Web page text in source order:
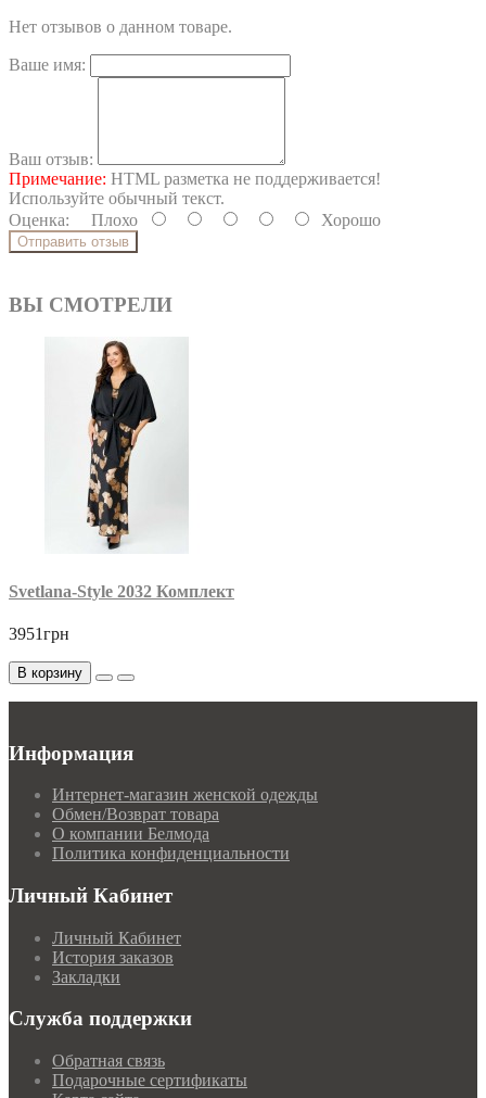
Нет отзывов о данном товаре.
Ваше имя:
Ваш отзыв:
Примечание: HTML разметка не поддерживается!
Используйте обычный текст.
Оценка: Плохо Хорошо
Отправить отзыв
ВЫ СМОТРЕЛИ
Svetlana-Style 2032 Комплект
3951грн
В корзину
Информация
Интернет-магазин женской одежды
Обмен/Возврат товара
О компании Белмода
Политика конфиденциальности
Личный Кабинет
Личный Кабинет
История заказов
Закладки
Служба поддержки
Обратная связь
Подарочные сертификаты